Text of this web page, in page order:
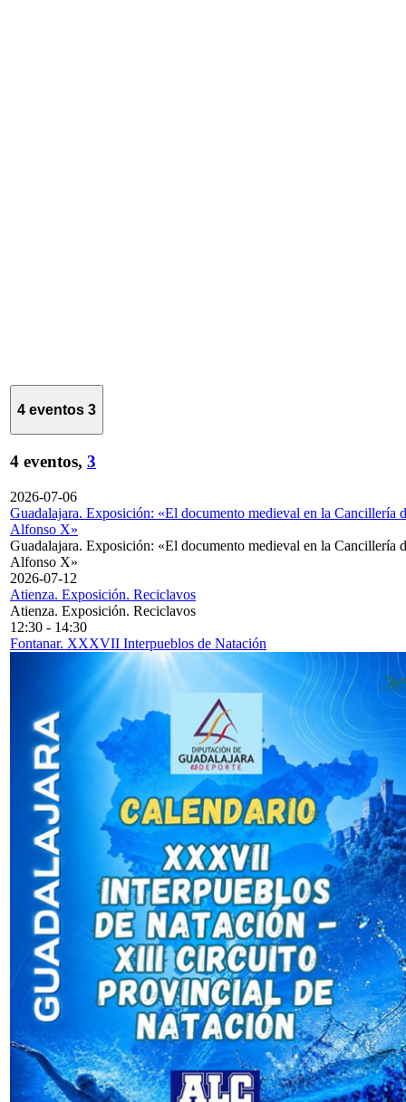
4 eventos 3
4 eventos, 3
2026-07-06
Guadalajara. Exposición: «El documento medieval en la Cancillería
Alfonso X»
Guadalajara. Exposición: «El documento medieval en la Cancillería
Alfonso X»
2026-07-12
Atienza. Exposición. Reciclavos
Atienza. Exposición. Reciclavos
12:30 - 14:30
Fontanar. XXXVII Interpueblos de Natación